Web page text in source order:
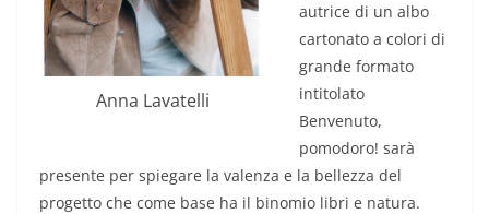
Anna Lavatelli
autrice di un albo
cartonato a colori di
grande formato
intitolato
Benvenuto,
pomodoro! sarà
presente per spiegare la valenza e la bellezza del
progetto che come base ha il binomio libri e natura.